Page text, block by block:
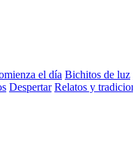
el día Bichitos de luz
Despertar Relatos y